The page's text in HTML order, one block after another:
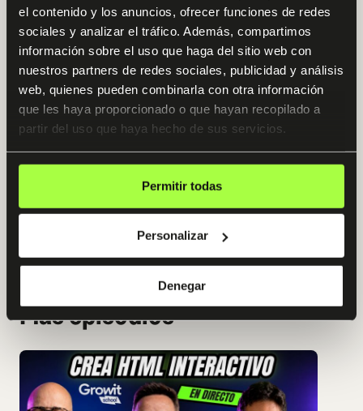
el contenido y los anuncios, ofrecer funciones de redes
sociales y analizar el tráfico. Además, compartimos
información sobre el uso que haga del sitio web con
nuestros partners de redes sociales, publicidad y análisis
web, quienes pueden combinarla con otra información
que les haya proporcionado o que hayan recopilado a
partir del uso que haya hecho de sus servicios.
Permitir todas
Personalizar
Denegar
El sistema definitivo para CFOs, controllers, inversores y
directivos que quieren multiplicar su productividad,
automatizar el reporting ejecutivo y previsiones de
tesorería y diseñar tesis de inversión profesionales
utilizando la IA más avanzada del mundo. Sin tocar una
sola línea de código.
Empezamos: Martes, 23 de Junio
Ver programa
Más episodios